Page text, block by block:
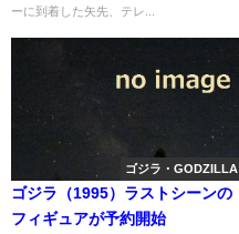
ーに到着した矢先、テレ...
ゴジラ・GODZILLA
ゴジラ（1995）ラストシーンの
フィギュアが予約開始